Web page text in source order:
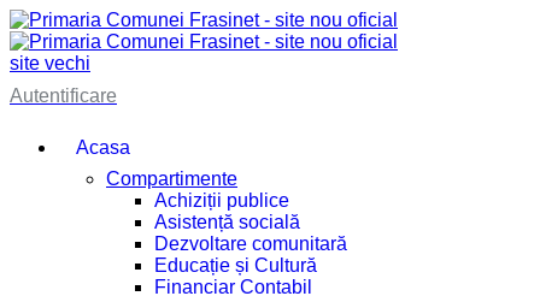
site vechi
Autentificare
Acasa
Compartimente
Achiziții publice
Asistență socială
Dezvoltare comunitară
Educație și Cultură
Financiar Contabil